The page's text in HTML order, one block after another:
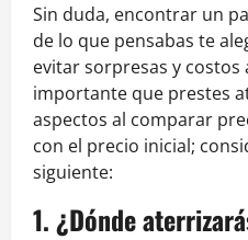
Sin duda, encontrar un
de lo que pensabas te
evitar sorpresas y costos
importante que prestes
aspectos al comparar
con el precio inicial;
siguiente:
1. ¿Dónde